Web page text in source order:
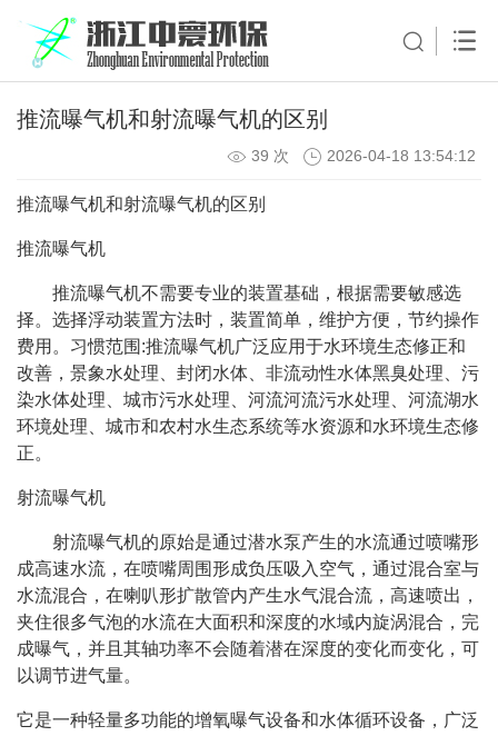
推流曝气机和射流曝气机的区别
39 次 2026-04-18 13:54:12
推流曝气机和射流曝气机的区别
推流曝气机
推流曝气机不需要专业的装置基础，根据需要敏感选
择。选择浮动装置方法时，装置简单，维护方便，节约操作
费用。习惯范围:推流曝气机广泛应用于水环境生态修正和
改善，景象水处理、封闭水体、非流动性水体黑臭处理、污
染水体处理、城市污水处理、河流河流污水处理、河流湖水
环境处理、城市和农村水生态系统等水资源和水环境生态修
正。
射流曝气机
射流曝气机的原始是通过潜水泵产生的水流通过喷嘴形
成高速水流，在喷嘴周围形成负压吸入空气，通过混合室与
水流混合，在喇叭形扩散管内产生水气混合流，高速喷出，
夹住很多气泡的水流在大面积和深度的水域内旋涡混合，完
成曝气，并且其轴功率不会随着潜在深度的变化而变化，可
以调节进气量。
它是一种轻量多功能的增氧曝气设备和水体循环设备，广泛